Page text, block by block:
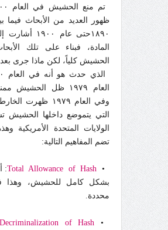
ظهور العديد من الأبحاث فيما
١٨٩٠حتى عام
المادة، فبناء على تلك
الحشيش كلياً، لكن ماذا جرى
العام ١٩٧٩ ظل الحشيش
وفي العام ١٩٧٩ ظهرت
التي يتموضع داخلها الحشيش
الولايات المتحدة الأمريكية
تضم المفاهيم التالية:
•
Total Allowance of Hash
:
بشكل كامل للحشيش، وهذا
محددة.
•
Decriminalization of Hash